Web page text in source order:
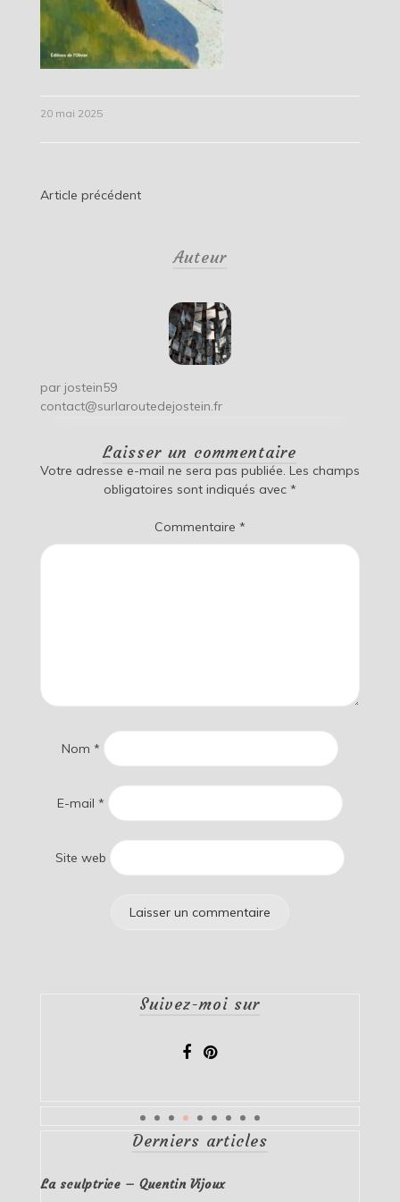
20 mai 2025
Navigation
Article précédent
Auteur
par jostein59
contact@surlaroutedejostein.fr
Laisser un commentaire
Votre adresse e-mail ne sera pas publiée. Les champs
obligatoires sont indiqués avec *
Commentaire *
Nom *
E-mail *
Site web
Suivez-moi sur
Derniers articles
La sculptrice – Quentin Vijoux